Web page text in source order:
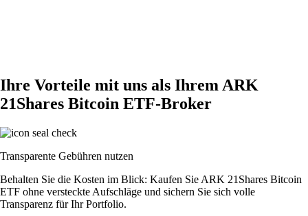
Ihre Vorteile mit uns als Ihrem ARK
21Shares Bitcoin ETF-Broker
Transparente Gebühren nutzen
Behalten Sie die Kosten im Blick: Kaufen Sie ARK 21Shares Bitcoin
ETF ohne versteckte Aufschläge und sichern Sie sich volle
Transparenz für Ihr Portfolio.